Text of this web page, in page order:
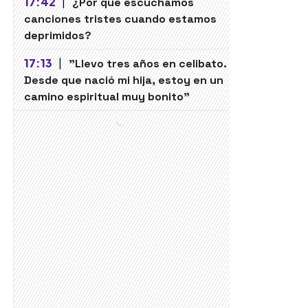
canciones tristes cuando estamos
deprimidos?
17:13 | "Llevo tres años en celibato.
Desde que nació mi hija, estoy en un
camino espiritual muy bonito"